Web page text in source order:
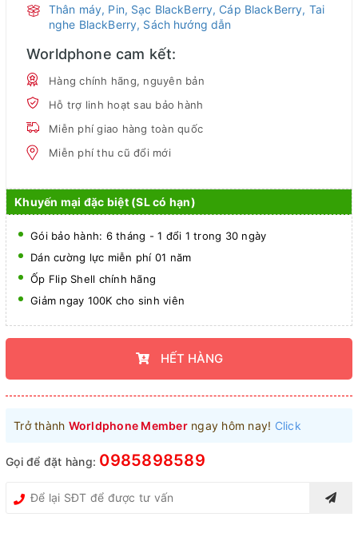
Thân máy, Pin, Sạc BlackBerry, Cáp BlackBerry, Tai
nghe BlackBerry, Sách hướng dẫn
Worldphone cam kết:
Hàng chính hãng, nguyên bản
Hỗ trợ linh hoạt sau bảo hành
Miễn phí giao hàng toàn quốc
Miễn phí thu cũ đổi mới
Khuyến mại đặc biệt (SL có hạn)
Gói bảo hành: 6 tháng - 1 đổi 1 trong 30 ngày
Dán cường lực miễn phí 01 năm
Ốp Flip Shell chính hãng
Giảm ngay 100K cho sinh viên
HẾT HÀNG
Trở thành Worldphone Memberngay hôm nay! Click
Gọi để đặt hàng: 0985898589